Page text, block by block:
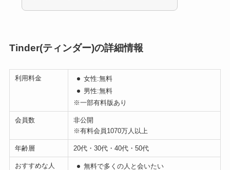
Tinder(ティンダー)の詳細情報
利用料金
女性:無料
男性:無料
※一部有料版あり
会員数
非公開
※有料会員1070万人以上
年齢層 20代・30代・40代・50代
おすすめな人 無料で多くの人と会いたい